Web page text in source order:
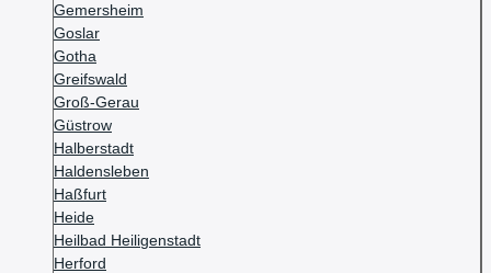
Gemersheim
Goslar
Gotha
Greifswald
Groß-Gerau
Güstrow
Halberstadt
Haldensleben
Haßfurt
Heide
Heilbad Heiligenstadt
Herford